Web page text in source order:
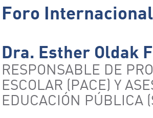
Foro
Dra. Esther Oldak
RESPONSABLE DE
ESCOLAR (PACE) Y
EDUCACIÓN PÚBLICA